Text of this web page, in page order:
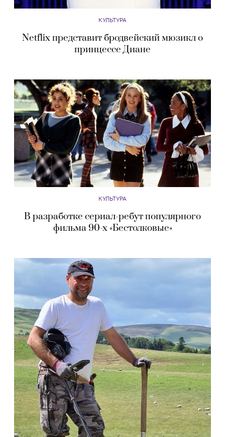
КУЛЬТУРА
Netflix представит бродвейский мюзикл о
принцессе Диане
КУЛЬТУРА
В разработке сериал-ребут популярного
фильма 90-х «Бестолковые»